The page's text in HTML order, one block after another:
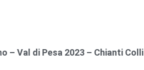
– Val di Pesa 2023 – Chianti Colli